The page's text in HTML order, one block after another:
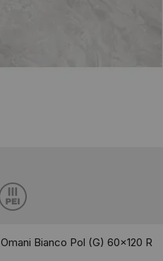
Omani Bianco Pol (G) 60x120 R